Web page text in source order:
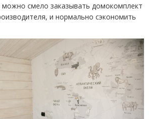
смело заказывать домокомплект
и нормально сэкономить